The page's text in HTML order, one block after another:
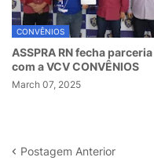
CONVÊNIOS
ASSPRA RN fecha parceria
com a VCV CONVÊNIOS
March 07, 2025
Postagem Anterior